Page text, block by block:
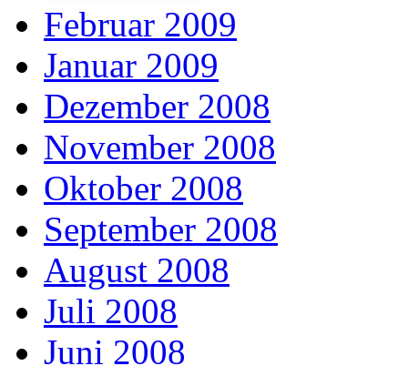
Februar 2009
Januar 2009
Dezember 2008
November 2008
Oktober 2008
September 2008
August 2008
Juli 2008
Juni 2008